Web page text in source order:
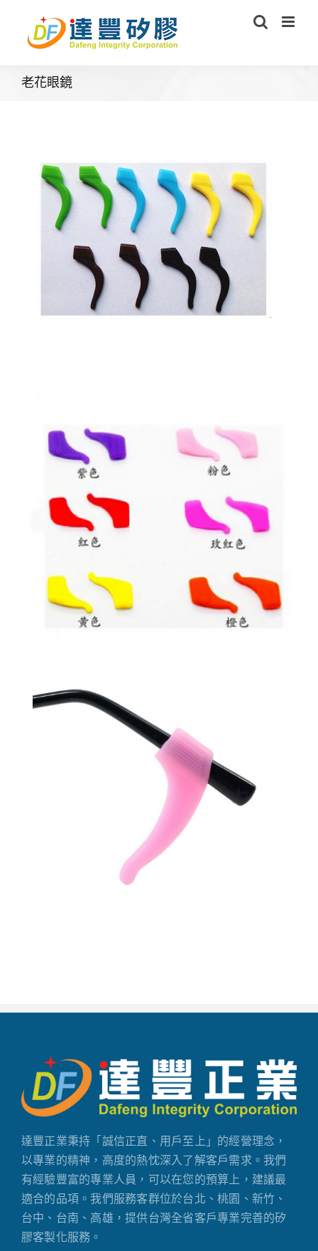
content
老花眼鏡
達豐正業秉持「誠信正直、用戶至上」的經營理念，
以專業的精神，高度的熱忱深入了解客戶需求。我們
有經驗豐富的專業人員，可以在您的預算上，建議最
適合的品項。我們服務客群位於台北、桃園、新竹、
台中、台南、高雄，提供台灣全省客戶專業完善的矽
膠客製化服務。